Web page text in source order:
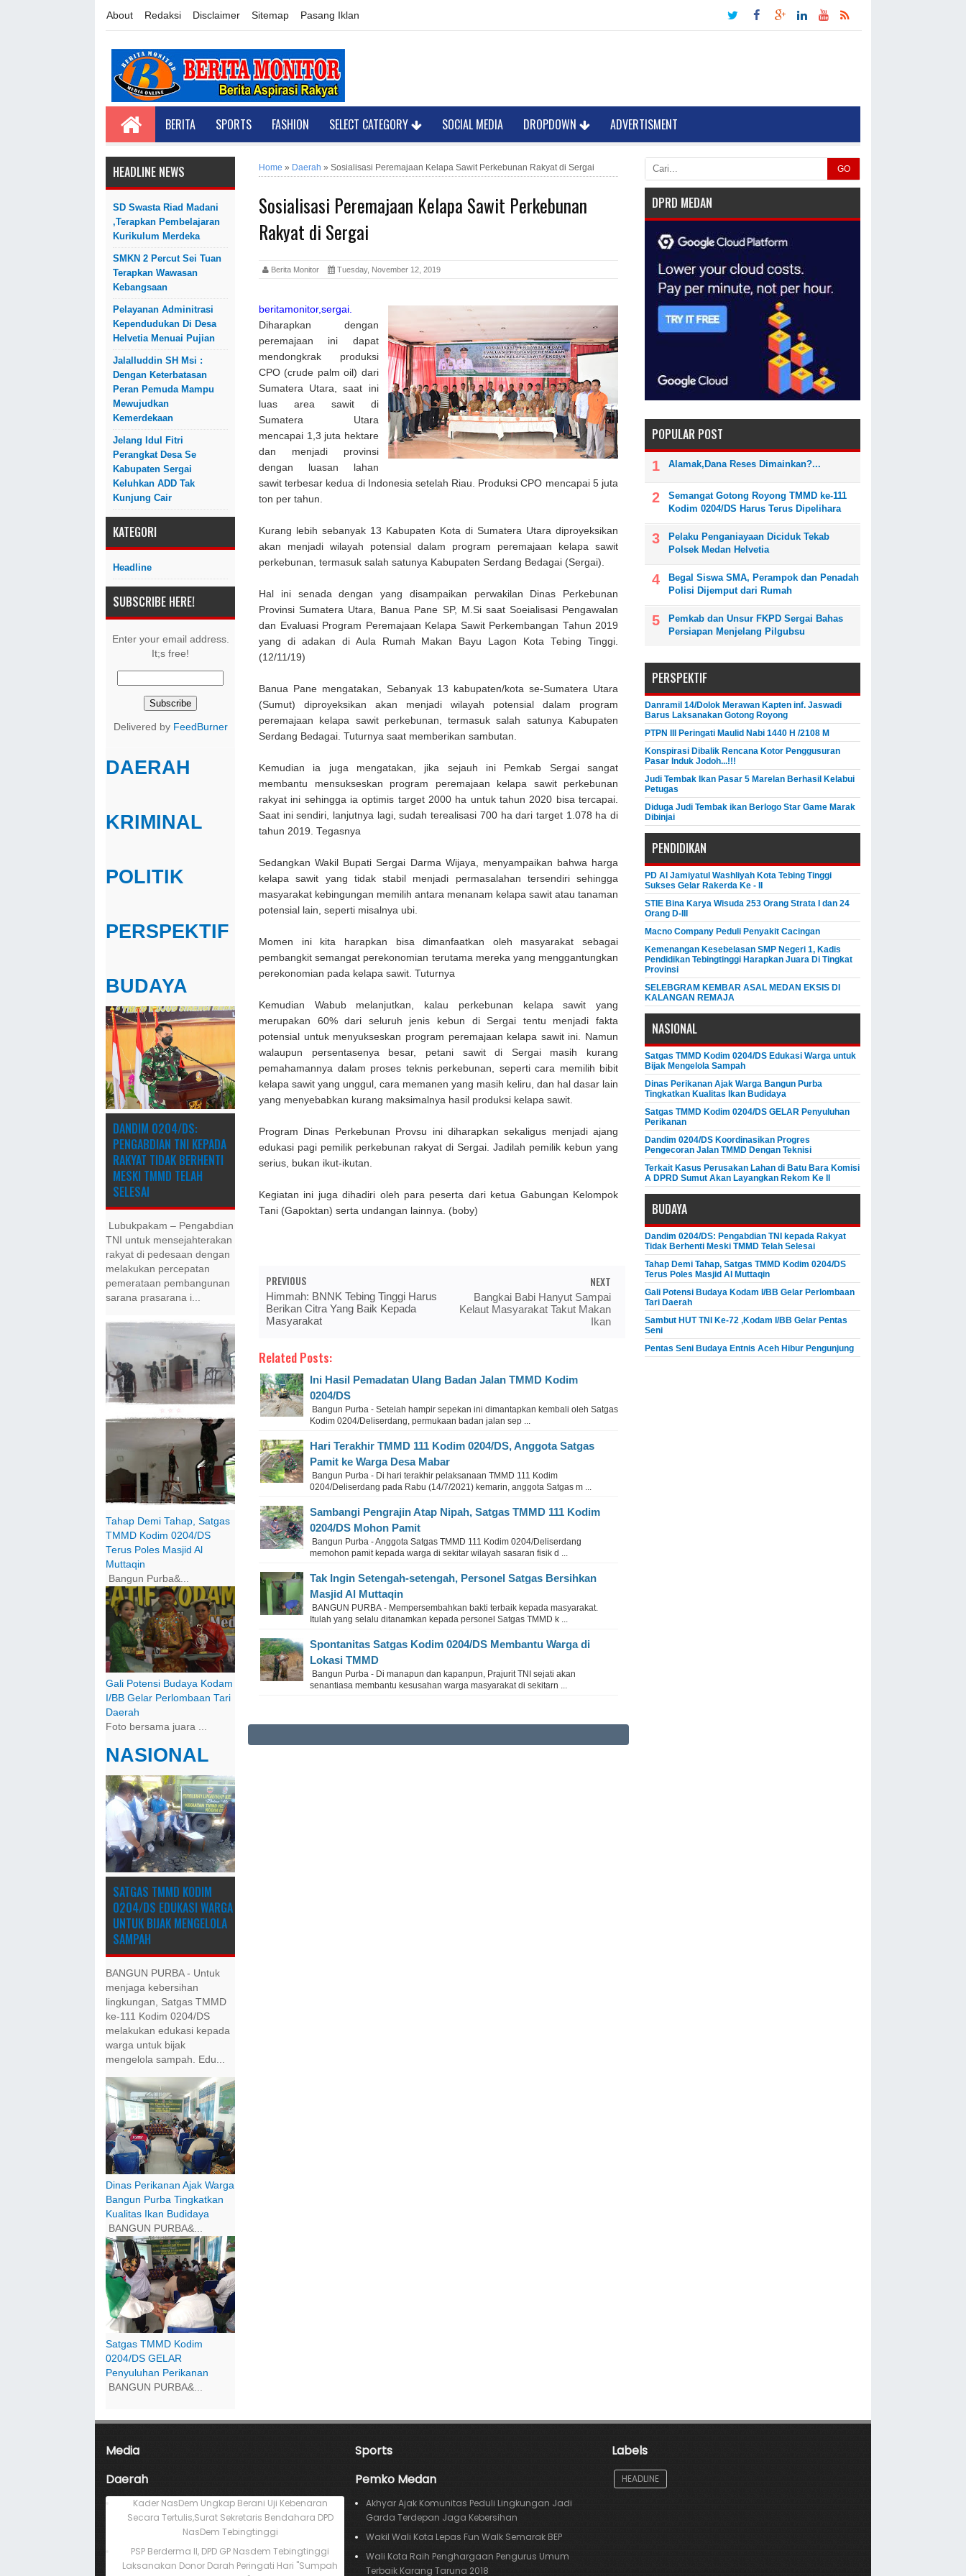
About Redaksi Disclaimer Sitemap Pasang Iklan
BERITA SPORTS FASHION SELECT CATEGORY SOCIAL MEDIA DROPDOWN ADVERTISMENT
HEADLINE NEWS
SD Swasta Riad Madani
,Terapkan Pembelajaran
Kurikulum Merdeka
SMKN 2 Percut Sei Tuan
Terapkan Wawasan
Kebangsaan
Pelayanan Adminitrasi
Kependudukan Di Desa
Helvetia Menuai Pujian
Jalalluddin SH Msi :
Dengan Keterbatasan
Peran Pemuda Mampu
Mewujudkan
Kemerdekaan
Jelang Idul Fitri
Perangkat Desa Se
Kabupaten Sergai
Keluhkan ADD Tak
Kunjung Cair
KATEGORI
Headline
SUBSCRIBE HERE!
Enter your email address.
It;s free!
Delivered by FeedBurner
DAERAH
KRIMINAL
POLITIK
PERSPEKTIF
BUDAYA
DANDIM 0204/DS:
PENGABDIAN TNI KEPADA
RAKYAT TIDAK BERHENTI
MESKI ​TMMD TELAH
SELESAI
Lubukpakam – Pengabdian
TNI untuk mensejahterakan
rakyat di pedesaan dengan
melakukan percepatan
pemerataan pembangunan
sarana prasarana i...
Tahap Demi Tahap, Satgas
TMMD Kodim 0204/DS
Terus Poles Masjid Al
Muttaqin
Bangun Purba&...
Gali Potensi Budaya Kodam
I/BB Gelar Perlombaan Tari
Daerah
Foto bersama juara ...
NASIONAL
SATGAS TMMD KODIM
0204/DS EDUKASI WARGA
UNTUK BIJAK MENGELOLA
SAMPAH
BANGUN PURBA - Untuk
menjaga kebersihan
lingkungan, Satgas TMMD
ke-111 Kodim 0204/DS
melakukan edukasi kepada
warga untuk bijak
mengelola sampah. Edu...
Dinas Perikanan Ajak Warga
Bangun Purba Tingkatkan
Kualitas Ikan Budidaya
BANGUN PURBA&...
Satgas TMMD Kodim
0204/DS GELAR
Penyuluhan Perikanan
BANGUN PURBA&...
Home » Daerah » Sosialisasi Peremajaan Kelapa Sawit Perkebunan Rakyat di Sergai
Sosialisasi Peremajaan Kelapa Sawit Perkebunan
Rakyat di Sergai
Berita Monitor Tuesday, November 12, 2019
beritamonitor,sergai.
Diharapkan dengan
peremajaan ini dapat
mendongkrak produksi
CPO (crude palm oil) dari
Sumatera Utara, saat ini
luas area sawit di
Sumatera Utara
mencapai 1,3 juta hektare
dan menjadi provinsi
dengan luasan lahan
sawit terbesar kedua di Indonesia setelah Riau. Produksi CPO mencapai 5 juta
ton per tahun.
Kurang lebih sebanyak 13 Kabupaten Kota di Sumatera Utara diproyeksikan
akan menjadi wilayah potensial dalam program peremajaan kelapa sawit
perkebunan, termasuk salah satunya Kabupaten Serdang Bedagai (Sergai).
Hal ini senada dengan yang disampaikan perwakilan Dinas Perkebunan
Provinsi Sumatera Utara, Banua Pane SP, M.Si saat Soeialisasi Pengawalan
dan Evaluasi Program Peremajaan Kelapa Sawit Perkembangan Tahun 2019
yang di adakan di Aula Rumah Makan Bayu Lagon Kota Tebing Tinggi.
(12/11/19)
Banua Pane mengatakan, Sebanyak 13 kabupaten/kota se-Sumatera Utara
(Sumut) diproyeksikan akan menjadi wilayah potensial dalam program
peremajaan kelapa sawit perkebunan, termasuk salah satunya Kabupaten
Serdang Bedagai. Tuturnya saat memberikan sambutan.
Kemudian ia juga mengatakan, jika sejauh ini Pemkab Sergai sangat
membantu mensukseskan program peremajaan kelapa sawit perkebunan
rakyat ini sehingga ia optimis target 2000 ha untuk tahun 2020 bisa tercapai.
Saat ini sendiri, lanjutnya lagi, sudah terealisasi 700 ha dari target 1.078 ha di
tahun 2019. Tegasnya
Sedangkan Wakil Bupati Sergai Darma Wijaya, menyampaikan bahwa harga
kelapa sawit yang tidak stabil menjadi permasalahan tersendiri sehingga
masyarakat kebingungan memilih antara menanam kelapa sawit atau tanaman
potensial lain, seperti misalnya ubi.
Momen ini kita harapkan bisa dimanfaatkan oleh masyarakat sebagai
pembangkit semangat perekonomian terutama mereka yang menggantungkan
perekonomian pada kelapa sawit. Tuturnya
Kemudian Wabub melanjutkan, kalau perkebunan kelapa sawit yang
merupakan 60% dari seluruh jenis kebun di Sergai tentu menjadi fakta
potensial untuk menyukseskan program peremajaan kelapa sawit ini. Namun
walaupun persentasenya besar, petani sawit di Sergai masih kurang
pemahamannya dalam proses teknis perkebunan, seperti cara memilih bibit
kelapa sawit yang unggul, cara memanen yang masih keliru, dan hal dasar lain
yang menyebabkan kurang maksimalnya hasil produksi kelapa sawit.
Program Dinas Perkebunan Provsu ini diharapkan sekaligus menjadi ajang
edukasi pagi pemilik perkebunan rakyat di Sergai. Jadilah pemilik kebun yang
serius, bukan ikut-ikutan.
Kegiatan ini juga dihadiri oleh para peserta dari ketua Gabungan Kelompok
Tani (Gapoktan) serta undangan lainnya. (boby)
PREVIOUS
Himmah: BNNK Tebing Tinggi Harus
Berikan Citra Yang Baik Kepada
Masyarakat
NEXT
Bangkai Babi Hanyut Sampai
Kelaut Masyarakat Takut Makan
Ikan
Related Posts:
Ini Hasil Pemadatan Ulang Badan Jalan TMMD Kodim
0204/DS
Bangun Purba - Setelah hampir sepekan ini dimantapkan kembali oleh Satgas
Kodim 0204/Deliserdang, permukaan badan jalan sep ...
Hari Terakhir TMMD 111 Kodim 0204/DS, Anggota Satgas
Pamit ke Warga Desa Mabar
Bangun Purba - Di hari terakhir pelaksanaan TMMD 111 Kodim
0204/Deliserdang pada Rabu (14/7/2021) kemarin, anggota Satgas m ...
Sambangi Pengrajin Atap Nipah, Satgas TMMD 111 Kodim
0204/DS Mohon Pamit
Bangun Purba - Anggota Satgas TMMD 111 Kodim 0204/Deliserdang
memohon pamit kepada warga di sekitar wilayah sasaran fisik d ...
Tak Ingin Setengah-setengah, Personel Satgas Bersihkan
Masjid Al Muttaqin
BANGUN PURBA - Mempersembahkan bakti terbaik kepada masyarakat.
Itulah yang selalu ditanamkan kepada personel Satgas TMMD k ...
Spontanitas Satgas Kodim 0204/DS Membantu Warga di
Lokasi TMMD
Bangun Purba - Di manapun dan kapanpun, Prajurit TNI sejati akan
senantiasa membantu kesusahan warga masyarakat di sekitarn ...
GO
DPRD MEDAN
POPULAR POST
Alamak,Dana Reses Dimainkan?...
Semangat Gotong Royong TMMD ke-111
Kodim 0204/DS Harus Terus Dipelihara
Pelaku Penganiayaan Diciduk Tekab
Polsek Medan Helvetia
Begal Siswa SMA, Perampok dan Penadah
Polisi Dijemput dari Rumah
Pemkab dan Unsur FKPD Sergai Bahas
Persiapan Menjelang Pilgubsu
PERSPEKTIF
Danramil 14/Dolok Merawan Kapten inf. Jaswadi
Barus Laksanakan Gotong Royong
PTPN III Peringati Maulid Nabi 1440 H /2108 M
Konspirasi Dibalik Rencana Kotor Penggusuran
Pasar Induk Jodoh...!!!
Judi Tembak Ikan Pasar 5 Marelan Berhasil Kelabui
Petugas
Diduga Judi Tembak ikan Berlogo Star Game Marak
Dibinjai
PENDIDIKAN
PD Al Jamiyatul Washliyah Kota Tebing Tinggi
Sukses Gelar Rakerda Ke - II
STIE Bina Karya Wisuda 253 Orang Strata I dan 24
Orang D-III
Macno Company Peduli Penyakit Cacingan
Kemenangan Kesebelasan SMP Negeri 1, Kadis
Pendidikan Tebingtinggi Harapkan Juara Di Tingkat
Provinsi
SELEBGRAM KEMBAR ASAL MEDAN EKSIS DI
KALANGAN REMAJA
NASIONAL
Satgas TMMD Kodim 0204/DS Edukasi Warga untuk
Bijak Mengelola Sampah
Dinas Perikanan Ajak Warga Bangun Purba
Tingkatkan Kualitas Ikan Budidaya
Satgas TMMD Kodim 0204/DS GELAR Penyuluhan
Perikanan
Dandim 0204/DS Koordinasikan Progres
Pengecoran Jalan TMMD Dengan Teknisi
Terkait Kasus Perusakan Lahan di Batu Bara Komisi
A DPRD Sumut Akan Layangkan Rekom Ke II
BUDAYA
Dandim 0204/DS: Pengabdian TNI kepada Rakyat
Tidak Berhenti Meski ​TMMD Telah Selesai
Tahap Demi Tahap, Satgas TMMD Kodim 0204/DS
Terus Poles Masjid Al Muttaqin
Gali Potensi Budaya Kodam I/BB Gelar Perlombaan
Tari Daerah
Sambut HUT TNI Ke-72 ,Kodam I/BB Gelar Pentas
Seni
Pentas Seni Budaya Entnis Aceh Hibur Pengunjung
Media
Daerah
Kader NasDem Ungkap Berani Uji Kebenaran
Secara Tertulis,Surat Sekretaris Bendahara DPD
NasDem Tebingtinggi
PSP Berderma II, DPD GP Nasdem Tebingtinggi
Laksanakan Donor Darah Peringati Hari "Sumpah
Sports
Pemko Medan
Akhyar Ajak Komunitas Peduli Lingkungan Jadi
Garda Terdepan Jaga Kebersihan
Wakil Wali Kota Lepas Fun Walk Semarak BEP
Wali Kota Raih Penghargaan Pengurus Umum
Terbaik Karang Taruna 2018
Labels
HEADLINE